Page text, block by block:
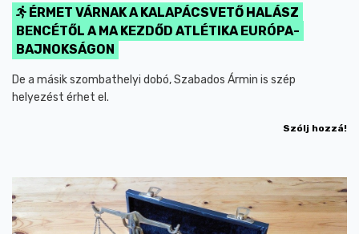
ÉRMET VÁRNAK A KALAPÁCSVETŐ HALÁSZ
BENCÉTŐL A MA KEZDŐD ATLÉTIKA EURÓPA-
BAJNOKSÁGON
De a másik szombathelyi dobó, Szabados Ármin is szép
helyezést érhet el.
Szólj hozzá!